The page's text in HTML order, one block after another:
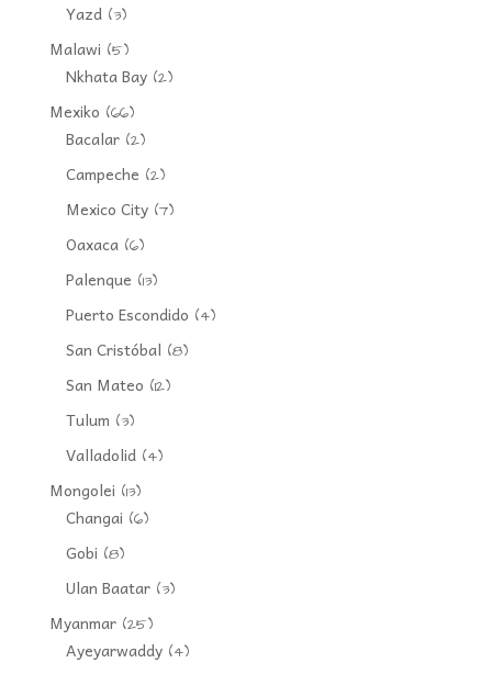
Yazd(3)
Malawi (5)
Nkhata Bay(2)
Mexiko (66)
Bacalar(2)
Campeche (2)
Mexico City(7)
Oaxaca(6)
Palenque (13)
Puerto Escondido (4)
San Cristóbal (8)
San Mateo (12)
Tulum (3)
Valladolid(4)
Mongolei (13)
Changai (6)
Gobi (8)
Ulan Baatar(3)
Myanmar(25)
Ayeyarwaddy(4)